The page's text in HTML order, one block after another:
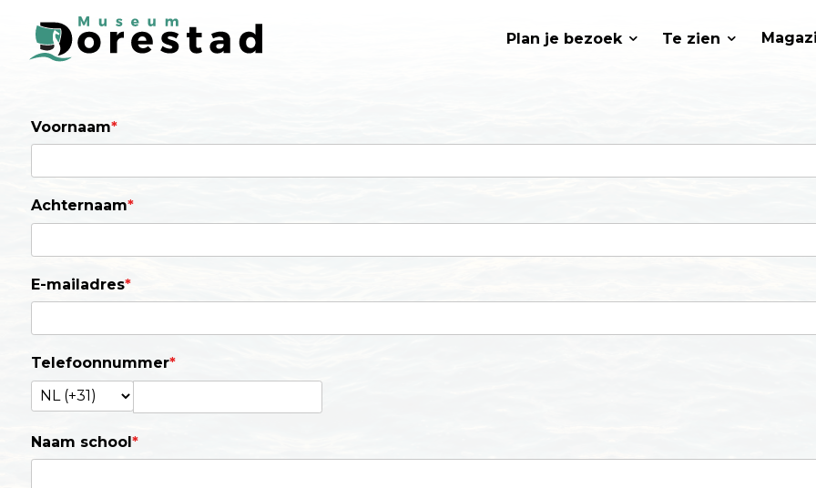
Plan je bezoek
Te zien
Voornaam*
Achternaam*
E-mailadres*
Telefoonnummer*
Naam school*